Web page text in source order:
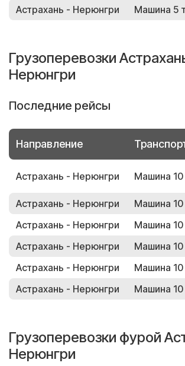
Астрахань - Нерюнгри Машина 5
Грузоперевозки
Нерюнгри
Последние рейсы
Направление
Астрахань - Нерюнгри Машина 10
Астрахань - Нерюнгри Машина 10
Астрахань - Нерюнгри
Машина 10
Астрахань - Нерюнгри
Машина 10
Астрахань - Нерюнгри
Машина 10
Астрахань - Нерюнгри
Машина 10
Грузоперевозки фурой
Нерюнгри